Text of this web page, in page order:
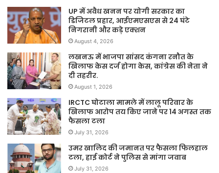
UP में अवैध खनन पर योगी सरकार का
डिजिटल प्रहार, आईएमएसएस से 24 घंटे
निगरानी और कड़े एक्शन
August 4, 2026
लखनऊ में भाजपा सांसद कंगना रनौत के
खिलाफ केस दर्ज होगा केस, कांग्रेस की नेता ने
दी तहरीर.
August 1, 2026
IRCTC घोटाला मामले में लालू परिवार के
खिलाफ आरोप तय किए जाने पर 14 अगस्त तक
फैसला टला
July 31, 2026
उमर खालिद की जमानत पर फैसला फिलहाल
टला, हाई कोर्ट ने पुलिस से मांगा जवाब
July 31, 2026